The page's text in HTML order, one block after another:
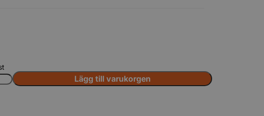
ABS/polykarbonat för god hållbarhet och skydd i
Lägg till varukorgen